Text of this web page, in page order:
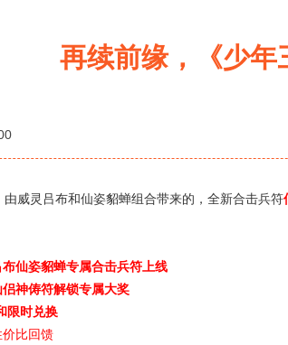
再续前缘，《少年
灵吕布和仙姿貂蝉组合带来的，全新合击兵符
仙姿貂蝉专属合击兵符上线
神俦符解锁专属大奖
限时兑换
比回馈